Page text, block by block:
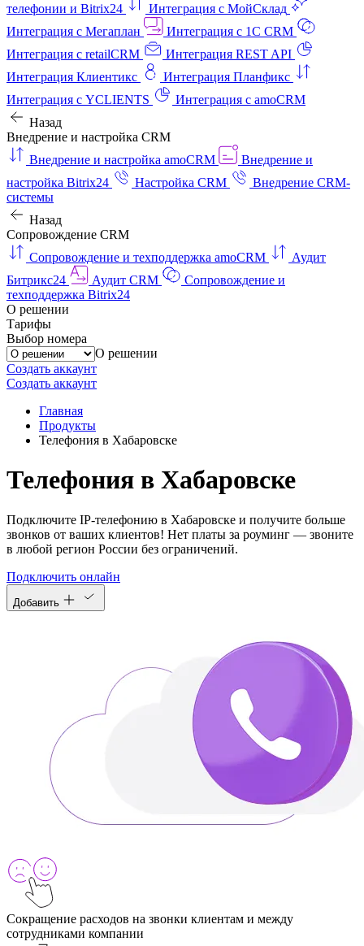
телефонии и Bitrix24
Интеграция с МойСклад
Интеграция с Мегаплан
Интеграция с 1C CRM
Интеграция с retailCRM
Интеграция REST API
Интеграция Клиентикс
Интеграция Планфикс
Интеграция с YCLIENTS
Интеграция с amoCRM
Назад
Внедрение и настройка CRM
Внедрение и настройка amoCRM
Внедрение и
настройка Bitrix24
Настройка CRM
Внедрение CRM-
системы
Назад
Сопровождение CRM
Сопровождение и техподдержка amoCRM
Аудит
Битрикс24
Аудит CRM
Сопровождение и
техподдержка Bitrix24
О решении
Тарифы
Выбор номера
О решении
Создать аккаунт
Создать аккаунт
Главная
Продукты
Телефония в Хабаровске
Телефония в Хабаровске
Подключите IP-телефонию в Хабаровске и получите больше
звонков от ваших клиентов! Нет платы за роуминг — звоните
в любой регион России без ограничений.
Подключить онлайн
Добавить
Сокращение расходов на звонки клиентам и между
сотрудниками компании